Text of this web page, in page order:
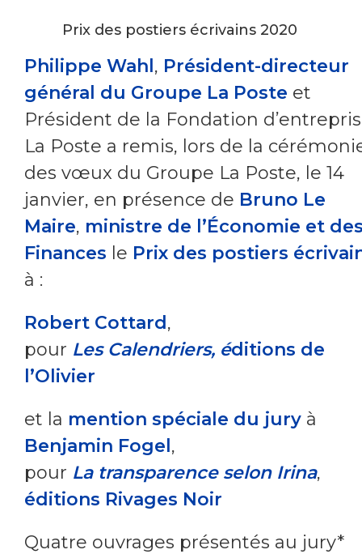
Philippe Wahl, Président-directeur
général du Groupe La Poste et
Président de la Fondation
La Poste a remis, lors de la
des vœux du Groupe La Poste, le 14
janvier, en présence de Bruno Le
Maire, ministre de l’Économie et
Finances le Prix des postiers
à :
Robert Cottard,
pour Les Calendriers, éditions de
l’Olivier
et la mention spéciale du jury à
Benjamin Fogel,
pour La transparence selon Irina,
éditions Rivages Noir
Quatre ouvrages présentés au jury*
Prix des postiers écrivains 2020